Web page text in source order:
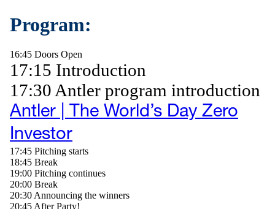
Program:
16:45 Doors Open
17:15 Introduction
17:30 Antler program introduction
Antler | The World’s Day Zero
Investor
17:45 Pitching starts
18:45 Break
19:00 Pitching continues
20:00 Break
20:30 Announcing the winners
20:45 After Party!